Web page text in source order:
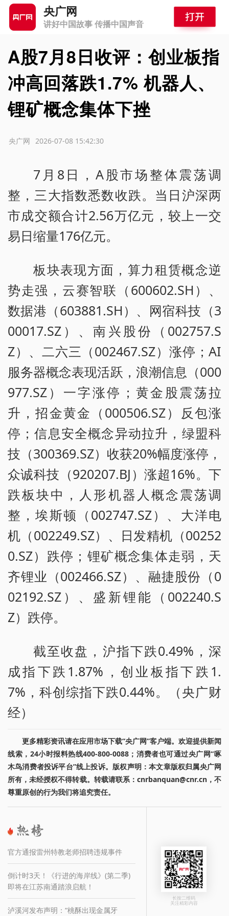
央广网
讲好中国故事 传播中国声音
A股7月8日收评：创业板指
冲高回落跌1.7% 机器人、
锂矿概念集体下挫
2026-07-08 15:42:30
央广网
7月8日，A股市场整体震荡调
整，三大指数悉数收跌。当日沪深两
市成交额合计2.56万亿元，较上一交
易日缩量176亿元。
板块表现方面，算力租赁概念逆
势走强，云赛智联（600602.SH）、
数据港（603881.SH）、网宿科技（3
00017.SZ）、南兴股份（002757.S
Z）、二六三（002467.SZ）涨停；AI
服务器概念表现活跃，浪潮信息（000
977.SZ）一字涨停；黄金股震荡拉
升，招金黄金（000506.SZ）反包涨
停；信息安全概念异动拉升，绿盟科
技（300369.SZ）收获20%幅度涨停，
众诚科技（920207.BJ）涨超16%。下
跌板块中，人形机器人概念震荡调
整，埃斯顿（002747.SZ）、大洋电
机（002249.SZ）、日发精机（00252
0.SZ）跌停；锂矿概念集体走弱，天
齐锂业（002466.SZ）、融捷股份（0
02192.SZ）、盛新锂能（002240.S
Z）跌停。
截至收盘，沪指下跌0.49%，深
成指下跌1.87%，创业板指下跌1.
7%，科创综指下跌0.44%。（央广财
经）
更多精彩资讯请在应用市场下载“央广网”客户端。欢迎提供新闻
线索，24小时报料热线400-800-0088；消费者也可通过央广网“啄
木鸟消费者投诉平台”线上投诉。版权声明：本文章版权归属央广网
所有，未经授权不得转载。转载请联系：cnrbanquan@cnr.cn，不
尊重原创的行为我们将追究责任。
官方通报雷州特教老师招聘违规事件
倒计时3天！《行进的海岸线》(第二季)
即将在江苏南通踏浪启航！
泸溪河发布声明：“桃酥出现金属牙
长按二维码
关注精彩内容